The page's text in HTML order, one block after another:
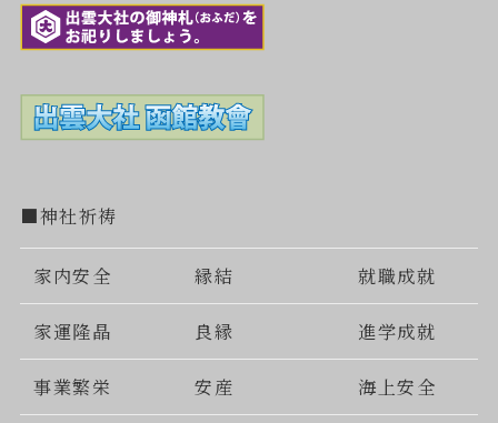
■神社祈祷
家内安全 縁結 就職成就
家運隆晶 良縁 進学成就
事業繁栄 安産 海上安全